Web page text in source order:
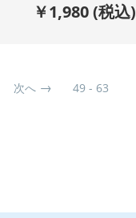
￥1,980(税込)
次へ 49 - 63